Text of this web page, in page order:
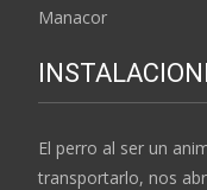
Manacor
El perro al ser un
transportarlo, nos